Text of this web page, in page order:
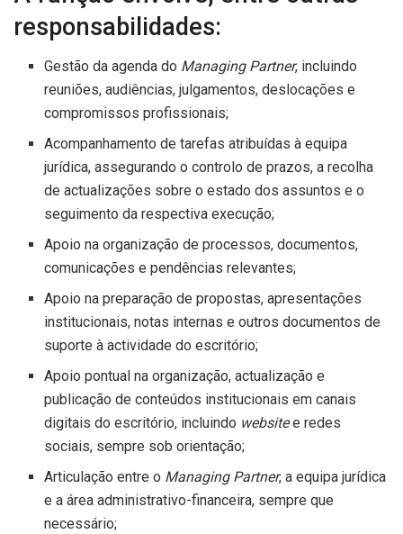
responsabilidades:
Gestão da agenda do Managing Partner, incluindo
reuniões, audiências, julgamentos, deslocações e
compromissos profissionais;
Acompanhamento de tarefas atribuídas à equipa
jurídica, assegurando o controlo de prazos, a recolha
de actualizações sobre o estado dos assuntos e o
seguimento da respectiva execução;
Apoio na organização de processos, documentos,
comunicações e pendências relevantes;
Apoio na preparação de propostas, apresentações
institucionais, notas internas e outros documentos de
suporte à actividade do escritório;
Apoio pontual na organização, actualização e
publicação de conteúdos institucionais em canais
digitais do escritório, incluindo websitee redes
sociais, sempre sob orientação;
Articulação entre o Managing Partner, a equipa jurídica
e a área administrativo-financeira, sempre que
necessário;